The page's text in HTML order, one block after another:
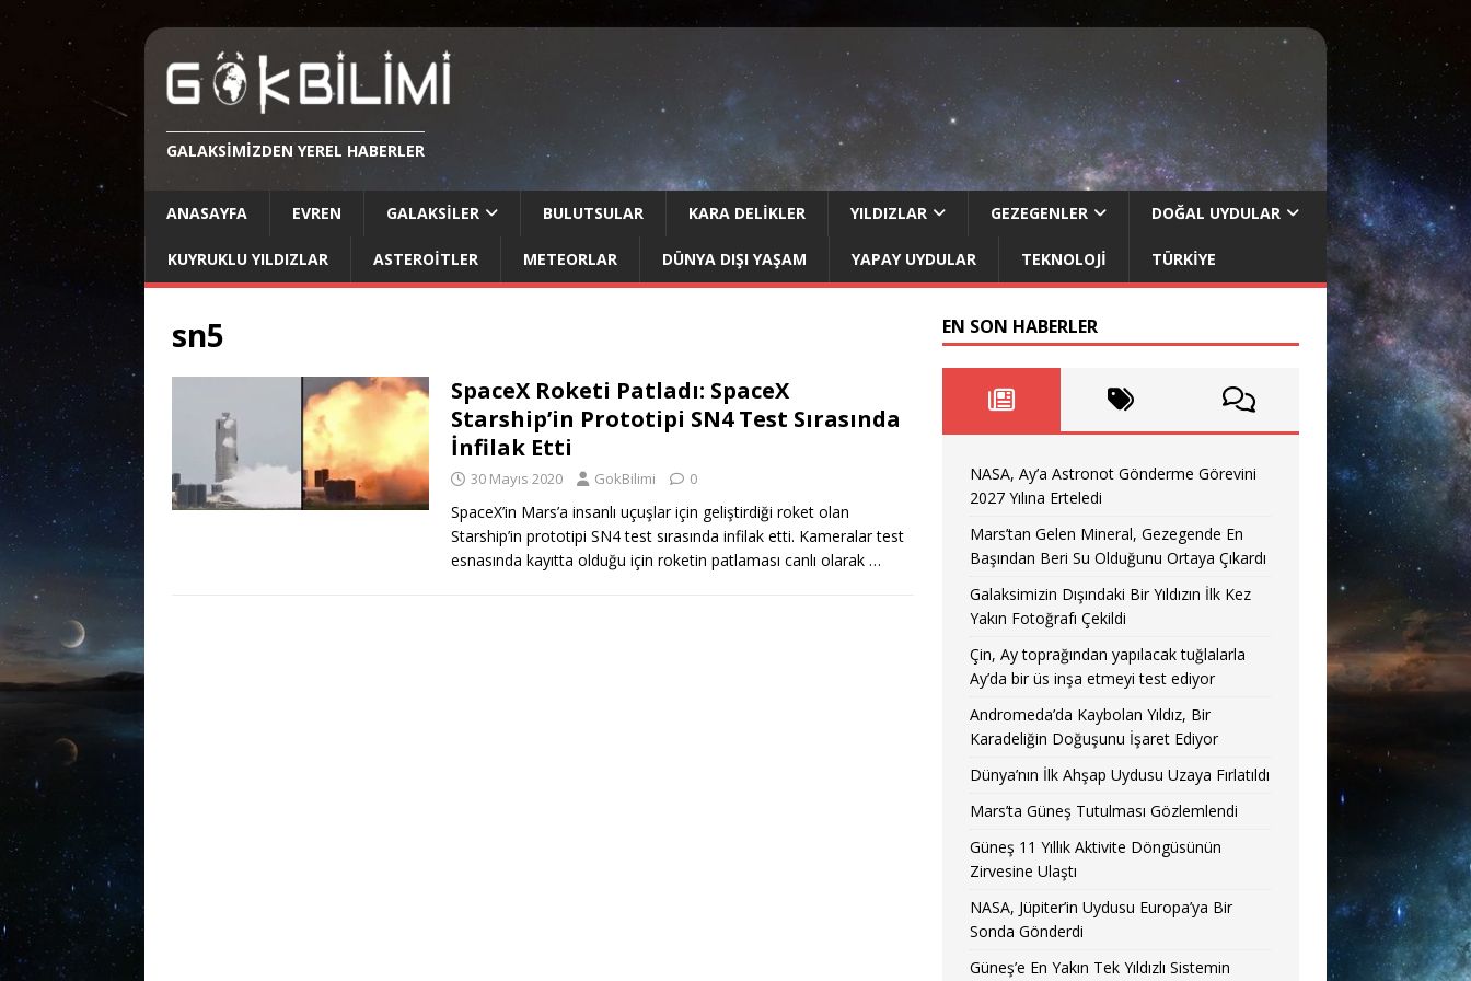
GALAKSIMIZDEN YEREL HABERLER
ANASAYFA EVREN GALAKSILER BULUTSULAR KARA DELIKLER YILDIZLAR GEZEGENLER DOĞAL UYDULAR
KUYRUKLU YILDIZLAR ASTEROITLER METEORLAR DÜNYA DIŞI YAŞAM YAPAY UYDULAR TEKNOLOJI TÜRKIYE
sn5
SpaceX Roketi Patladı: SpaceX
Starship’in Prototipi SN4 Test Sırasında
İnfilak Etti
30 Mayıs 2020 GokBilimi 0
SpaceX’in Mars’a insanlı uçuşlar için geliştirdiği roket olan
Starship’in prototipi SN4 test sırasında infilak etti. Kameralar test
esnasında kayıtta olduğu için roketin patlaması canlı olarak …
EN SON HABERLER
NASA, Ay’a Astronot Gönderme Görevini
2027 Yılına Erteledi
Mars’tan Gelen Mineral, Gezegende En
Başından Beri Su Olduğunu Ortaya Çıkardı
Galaksimizin Dışındaki Bir Yıldızın İlk Kez
Yakın Fotoğrafı Çekildi
Çin, Ay toprağından yapılacak tuğlalarla
Ay’da bir üs inşa etmeyi test ediyor
Andromeda’da Kaybolan Yıldız, Bir
Karadeliğin Doğuşunu İşaret Ediyor
Dünya’nın İlk Ahşap Uydusu Uzaya Fırlatıldı
Mars’ta Güneş Tutulması Gözlemlendi
Güneş 11 Yıllık Aktivite Döngüsünün
Zirvesine Ulaştı
NASA, Jüpiter’in Uydusu Europa’ya Bir
Sonda Gönderdi
Güneş’e En Yakın Tek Yıldızlı Sistemin